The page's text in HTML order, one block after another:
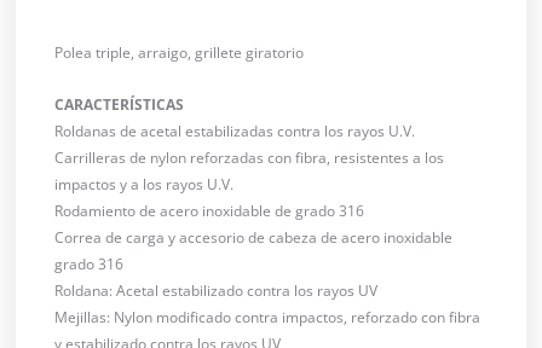
Polea triple, arraigo, grillete giratorio
CARACTERÍSTICAS
Roldanas de acetal estabilizadas contra los rayos U.V.
Carrilleras de nylon reforzadas con fibra, resistentes a los
impactos y a los rayos U.V.
Rodamiento de acero inoxidable de grado 316
Correa de carga y accesorio de cabeza de acero inoxidable
grado 316
Roldana: Acetal estabilizado contra los rayos UV
Mejillas: Nylon modificado contra impactos, reforzado con fibra